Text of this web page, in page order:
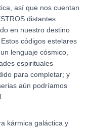
así que nos cuentan
distantes
en nuestro destino
códigos estelares
lenguaje cósmico,
espirituales
para completar; y
aún podríamos
kármica galáctica y